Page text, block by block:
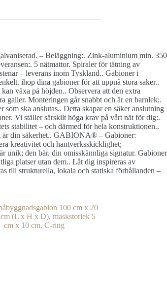
– Beläggning:. Zink-aluminium min. 350
5 nätmattor. Spiraler för tätning av
– leverans inom Tyskland.. Gabioner i
ihop dina gabioner för att uppnå stora saker..
växa på höjden.. Observera att den extra
galler. Monteringen går snabbt och är en barnlek;.
ska anslutas.. Detta skapar en säker anslutning
Vi ställer särskilt höga krav på vårt nät för dig:.
stabilitet – och därmed för hela konstruktionen..
är din säkerhet.. GABIONA® – Gabioner:
kreativitet och hantverksskicklighet;
unik; den bär. din omisskännliga signatur. Gabioner
platser utan dem.. Låt dig inspireras av
till strukturella, lokala och statiska förhållanden –